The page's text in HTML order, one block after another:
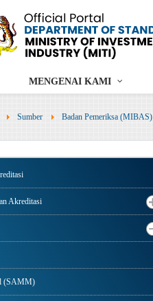
MENGENAI KAMI
Sumber Badan Pemeriksa (MIBAS)
Akreditasi
(SAMM)